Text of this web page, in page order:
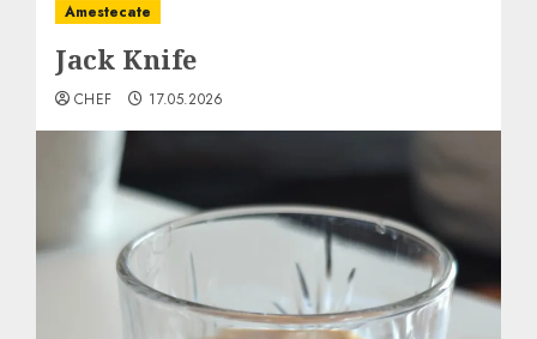
Amestecate
Jack Knife
CHEF 17.05.2026